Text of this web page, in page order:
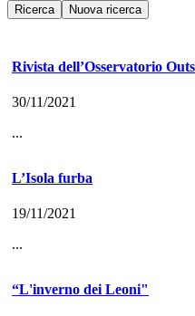
Rivista dell’Osservatorio
30/11/2021
...
L’Isola furba
19/11/2021
...
“L'inverno dei Leoni"